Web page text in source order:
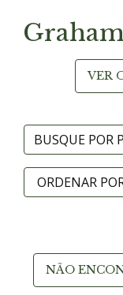
Graham
VER
NÃO